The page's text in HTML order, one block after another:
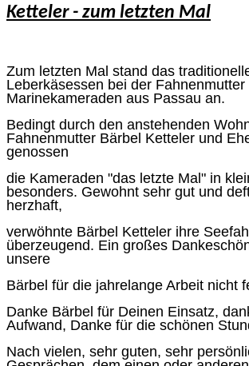
Ketteler - zum letzten Mal
Zum letzten Mal stand das
Leberkäsessen bei der Fahnenmutter
Marinekameraden aus Passau an.
Bedingt durch den anstehenden
Fahnenmutter Bärbel Ketteler und
genossen
die Kameraden "das letzte Mal" in
besonders. Gewohnt sehr gut und
herzhaft,
verwöhnte Bärbel Ketteler ihre
überzeugend. Ein großes
unsere
Bärbel für die jahrelange Arbeit nicht
Danke Bärbel für Deinen Einsatz,
Aufwand, Danke für die schönen
Nach vielen, sehr guten, sehr